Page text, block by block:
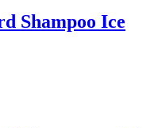
Shampoo Ice